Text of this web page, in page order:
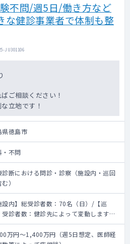
不問/週5日/働き方など
な健診事業者で体制も整
JU301106
ご相談ください！
立地です！
県徳島市
・不問
診断における問診・診察（施設内・巡回
）
設内】総受診者数：70名（日）/【巡
受診者数：健診先によって変動します
設健診】
内の健康診断・人間ドックの診察をお願
万円～1,400万円（週5日想定、医師経